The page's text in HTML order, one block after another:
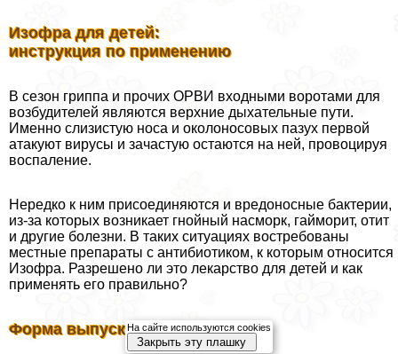
Изофра для детей:
инструкция по применению
В сезон гриппа и прочих ОРВИ входными воротами для
возбудителей являются верхние дыхательные пути.
Именно слизистую носа и околоносовых пазух первой
атакуют вирусы и зачастую остаются на ней, провоцируя
воспаление.
Нередко к ним присоединяются и вредоносные бактерии,
из-за которых возникает гнойный насморк, гайморит, отит
и другие болезни. В таких ситуациях востребованы
местные препараты с антибиотиком, к которым относится
Изофра. Разрешено ли это лекарство для детей и как
применять его правильно?
Форма выпускаНа сайте используются cookies
Закрыть эту плашку